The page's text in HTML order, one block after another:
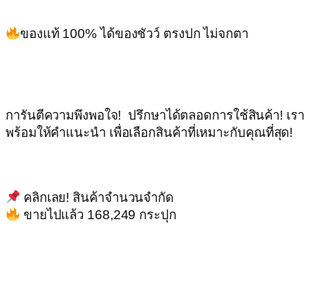
ของแท้ 100% ได้ของชัวว์ ตรงปก ไม่จกตา
การันตีความพึงพอใจ! ปรึกษาได้ตลอดการใช้สินค้า! เรา
พร้อมให้คำแนะนำ เพื่อเลือกสินค้าที่เหมาะกับคุณที่สุด!
คลิกเลย! สินค้าจำนวนจำกัด
ขายไปแล้ว 168,249 กระปุก